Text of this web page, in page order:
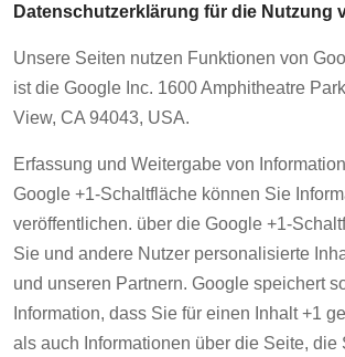
Datenschutzerklärung für die Nutzung
Unsere Seiten nutzen Funktionen von
ist die Google Inc. 1600 Amphitheatre
View, CA 94043, USA.
Erfassung und Weitergabe von
Google +1-Schaltfläche können Sie
veröffentlichen. über die Google +1-
Sie und andere Nutzer personalisierte
und unseren Partnern. Google speichert
Information, dass Sie für einen Inhalt +1
als auch Informationen über die Seite, die